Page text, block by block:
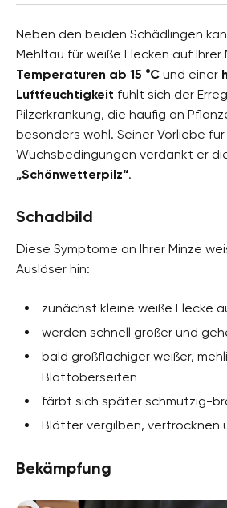
Neben den beiden Schädlingen
Mehltau für weiße Flecken auf Ihrer
Temperaturen ab 15 °C und einer
Luftfeuchtigkeit fühlt sich der
Pilzerkrankung, die häufig an
besonders wohl. Seiner Vorliebe
Wuchsbedingungen verdankt er
„Schönwetterpilz“.
Schadbild
Diese Symptome an Ihrer Minze
Auslöser hin:
zunächst kleine weiße Flecke
werden schnell größer und
bald großflächiger weißer,
Blattoberseiten
färbt sich später schmutzig-
Blätter vergilben, vertrocknen
Bekämpfung